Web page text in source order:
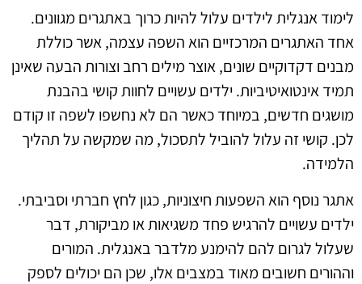
לימוד אנגלית לילדים עלול להיות כרוך באתגרים מגוונים.
אחד האתגרים המרכזיים הוא השפה עצמה, אשר כוללת
מבנים דקדוקיים שונים, אוצר מילים רחב וצורות הבעה שאינן
תמיד אינטואיטיביות. ילדים עשויים לחוות קושי בהבנת
מושגים חדשים, במיוחד כאשר הם לא נחשפו לשפה זו קודם
לכן. קושי זה עלול להוביל לתסכול, מה שמקשה על תהליך
הלמידה.
אתגר נוסף הוא השפעות חיצוניות, כגון לחץ חברתי וסביבתי.
ילדים עשויים להרגיש פחד משגיאות או מביקורת, דבר
שעלול לגרום להם להימנע מלדבר באנגלית. המורים
וההורים חשובים מאוד במצבים אלו, שכן הם יכולים לספק